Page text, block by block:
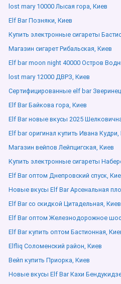
lost mary 10000 Лысая гора, Киев
Elf Bar Позняки, Киев
Купить электронные сигареты
Магазин сигарет Рибальская, Киев
Elf bar moon night 40000 Остров
lost mary 12000 ДВРЗ, Киев
Сертифицированные elf bar
Elf Bar Байкова гора, Киев
Elf Bar новые вкусы 2025
Elf bar оригинал купить Ивана Кудри,
Магазин вейпов Лейпцигская, Киев
Купить электронные сигареты
Elf Bar оптом Днепровский спуск,
Новые вкусы Elf Bar Арсенальная
Elf Bar со скидкой Цитадельная, Киев
Elf Bar оптом Железнодорожное
Elf Bar купить оптом Бастионная,
Elfliq Соломенский район, Киев
Вейп купить Приорка, Киев
Новые вкусы Elf Bar Кахи